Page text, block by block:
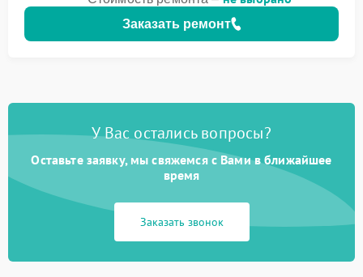
Заказать ремонт
У Вас остались вопросы?
Оставьте заявку, мы свяжемся с Вами в ближайшее
время
Заказать звонок